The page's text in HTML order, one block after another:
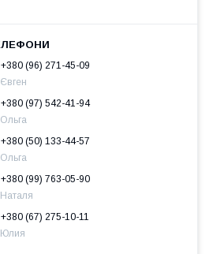
+380 (96) 271-45-09
Євген
+380 (97) 542-41-94
Ольга
+380 (50) 133-44-57
Ольга
+380 (99) 763-05-90
Наталя
+380 (67) 275-10-11
Юлия